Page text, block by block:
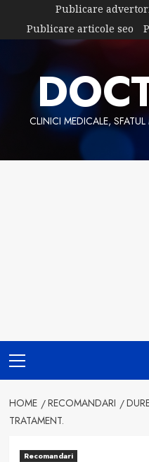
content
Publicare
Publicare articole seo
CLINICI MEDICALE,
Menu
HOME RECOMANDARI
TRATAMENT.
Recomandari